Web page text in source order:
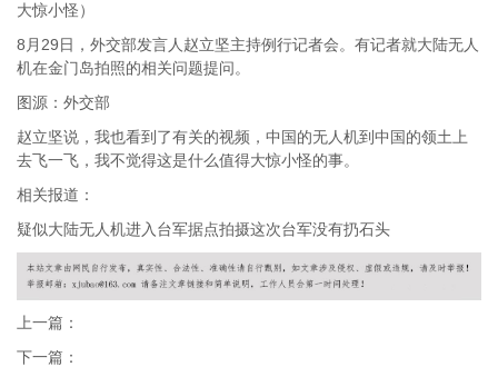
大惊小怪）
8月29日，外交部发言人赵立坚主持例行记者会。有记者就大陆无人
机在金门岛拍照的相关问题提问。
图源：外交部
赵立坚说，我也看到了有关的视频，中国的无人机到中国的领土上
去飞一飞，我不觉得这是什么值得大惊小怪的事。
相关报道：
疑似大陆无人机进入台军据点拍摄这次台军没有扔石头
上一篇：
下一篇：